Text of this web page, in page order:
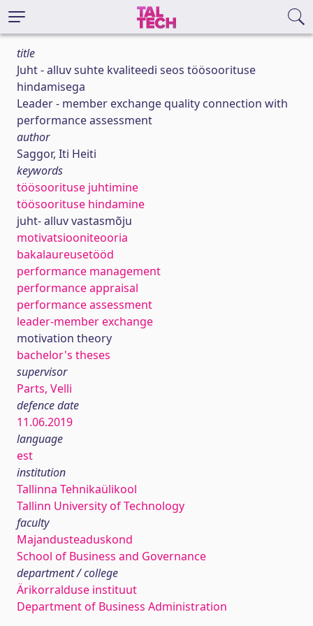
title
Juht - alluv suhte kvaliteedi seos töösoorituse
hindamisega
Leader - member exchange quality connection with
performance assessment
author
Saggor, Iti Heiti
keywords
töösoorituse juhtimine
töösoorituse hindamine
juht- alluv vastasmõju
motivatsiooniteooria
bakalaureusetööd
performance management
performance appraisal
performance assessment
leader-member exchange
motivation theory
bachelor's theses
supervisor
Parts, Velli
defence date
11.06.2019
language
est
institution
Tallinna Tehnikaülikool
Tallinn University of Technology
faculty
Majandusteaduskond
School of Business and Governance
department / college
Ärikorralduse instituut
Department of Business Administration